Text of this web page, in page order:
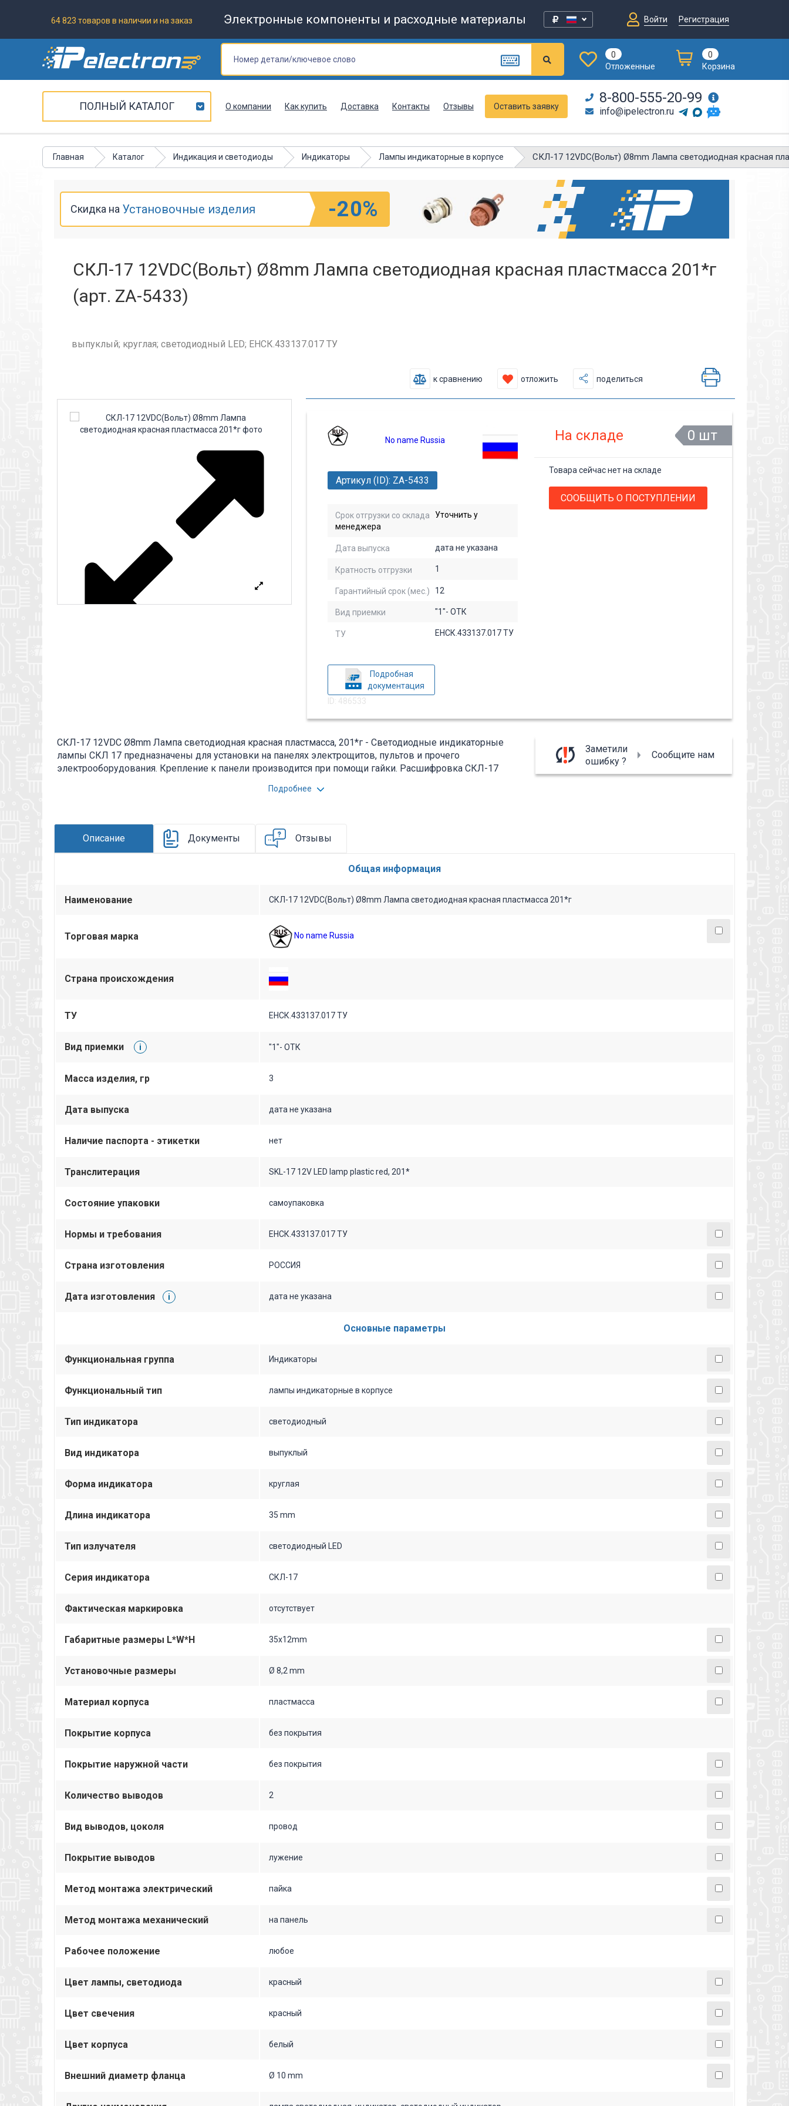
64 823 товаров в наличии и на заказ Электронные компоненты и расходные материалы Войти Регистрация
0
Отложенные
0
Корзина
ПОЛНЫЙ КАТАЛОГ О компании Как купить Доставка Контакты Отзывы Оставить заявку
8-800-555-20-99
info@ipelectron.ru
Главная Каталог Индикация и светодиоды Индикаторы Лампы индикаторные в корпусе СКЛ-17 12VDC(Вольт) Ø8mm Лампа светодиодная красная
Скидка на Установочные изделия -20%
СКЛ-17 12VDC(Вольт) Ø8mm Лампа светодиодная красная пластмасса 201*г
(арт. ZA-5433)
выпуклый; круглая; светодиодный LED; ЕНСК.433137.017 ТУ
к сравнению отложить поделиться
No name Russia
Артикул (ID): ZA-5433
Срок отгрузки со склада
Уточнить у
менеджера
Дата выпуска дата не указана
Кратность отгрузки 1
Гарантийный срок (мес.) 12
Вид приемки "1"- ОТК
ТУ ЕНСК.433137.017 ТУ
Подробная
документация
ID: 486533
На складе 0 шт
Товара сейчас нет на складе
СООБЩИТЬ О ПОСТУПЛЕНИИ
СКЛ-17 12VDC Ø8mm Лампа светодиодная красная пластмасса, 201*г - Светодиодные индикаторные
лампы СКЛ 17 предназначены для установки на панелях электрощитов, пультов и прочего
электрооборудования. Крепление к панели производится при помощи гайки. Расшифровка СКЛ-17
Подробнее
Заметили
ошибку ?
Сообщите нам
Описание Документы Отзывы
Общая информация
Наименование СКЛ-17 12VDC(Вольт) Ø8mm Лампа светодиодная красная пластмасса 201*г
Торговая марка No name Russia
Страна происхождения
ТУ ЕНСК.433137.017 ТУ
Вид приемки i "1"- ОТК
Масса изделия, гр 3
Дата выпуска дата не указана
Наличие паспорта - этикетки нет
Транслитерация SKL-17 12V LED lamp plastic red, 201*
Состояние упаковки самоупаковка
Нормы и требования ЕНСК.433137.017 ТУ
Страна изготовления РОССИЯ
Дата изготовления i дата не указана
Основные параметры
Функциональная группа Индикаторы
Функциональный тип лампы индикаторные в корпусе
Тип индикатора светодиодный
Вид индикатора выпуклый
Форма индикатора круглая
Длина индикатора 35 mm
Тип излучателя светодиодный LED
Серия индикатора СКЛ-17
Фактическая маркировка отсутствует
Габаритные размеры L*W*H 35х12mm
Установочные размеры Ø 8,2 mm
Материал корпуса пластмасса
Покрытие корпуса без покрытия
Покрытие наружной части без покрытия
Количество выводов 2
Вид выводов, цоколя провод
Покрытие выводов лужение
Метод монтажа электрический пайка
Метод монтажа механический на панель
Рабочее положение любое
Цвет лампы, светодиода красный
Цвет свечения красный
Цвет корпуса белый
Внешний диаметр фланца Ø 10 mm